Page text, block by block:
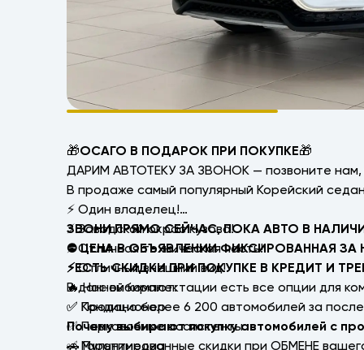
🎁ОСАГО В ПОДАРОК ПРИ ПОКУПКЕ🎁
ДАРИМ АВТОТЕКУ ЗА ЗВОНОК — позвоните
В продаже самый популярный Корейский седан
⚡ Один владелец!
⚡ Заводской окрас кузова!
⚡ Отличная техническая часть!
⚡ Отличный внешний вид!
В данной комплектации есть все опции для
✅ Кондиционер
✅ Парковочные ассистенты
✅ Мультимедиа
ЗВОНИ ПРЯМО СЕЙЧАС, ПОКА АВТО В
⛔ ЦЕНА В ОБЪЯВЛЕНИИ ФИКСИРОВАННАЯ ЗА
⚡ЕСТЬ СКИДКИ ПРИ ПОКУПКЕ В КРЕДИТ И
🔥 Нас выбирают:
✅ Продано более 6 200 автомобилей за
Почему выбирают покупку автомобилей с
🚗 Гарантированные скидки при ОБМЕНЕ